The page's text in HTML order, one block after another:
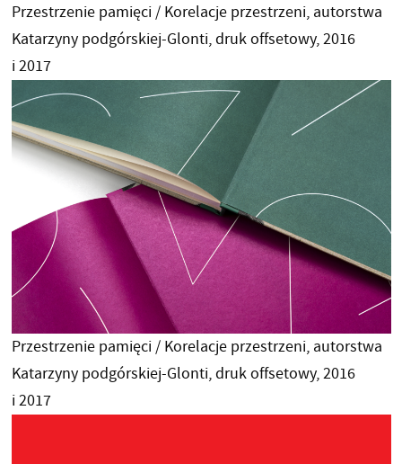
Przestrzenie pamięci / Korelacje przestrzeni, autorstwa
Katarzyny podgórskiej-Glonti, druk offsetowy, 2016
i 2017
Przestrzenie pamięci / Korelacje przestrzeni, autorstwa
Katarzyny podgórskiej-Glonti, druk offsetowy, 2016
i 2017